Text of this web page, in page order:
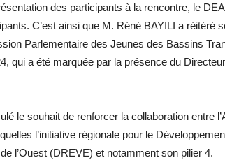
des participants à la rencontre, le
C’est ainsi que M. Réné BAYILI a réitéré
Parlementaire des Jeunes des Bassins
qui a été marquée par la présence du
le souhait de renforcer la collaboration entre
l’initiative régionale pour le
de l’Ouest (DREVE) et notamment son pilier 4.